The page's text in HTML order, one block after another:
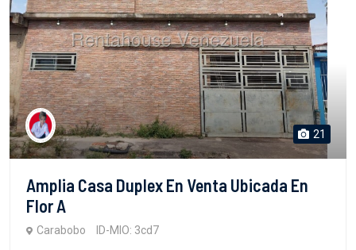
21
Amplia Casa Duplex En Venta Ubicada En
Flor A
Carabobo ID-MIO: 3cd7